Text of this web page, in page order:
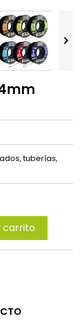

tuberías,
carrito